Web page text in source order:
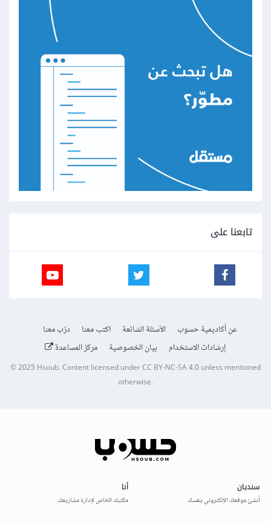
تابعنا على
عن أكاديمية حسوب الأسئلة الشائعة اكتب معنا
درّب معنا
إرشادات الاستخدام
بيان الخصوصية مركز المساعدة
© 2025Hsoub.Content licensed underCC BY-NC-SA 4.0unless mentioned
otherwise.